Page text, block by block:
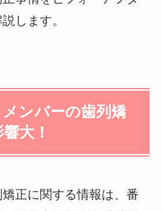
します。
メンバーの歯列矯
大！
正に関する情報は、番